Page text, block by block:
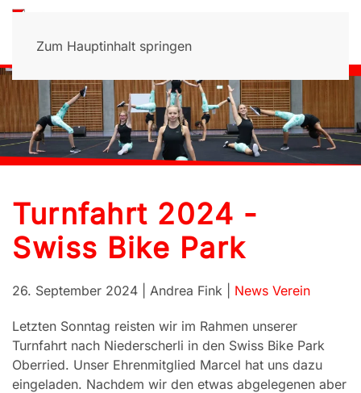
Zum Hauptinhalt springen
Turnfahrt 2024 -
Swiss Bike Park
26. September 2024 | Andrea Fink | News Verein
Letzten Sonntag reisten wir im Rahmen unserer
Turnfahrt nach Niederscherli in den Swiss Bike Park
Oberried. Unser Ehrenmitglied Marcel hat uns dazu
eingeladen. Nachdem wir den etwas abgelegenen aber